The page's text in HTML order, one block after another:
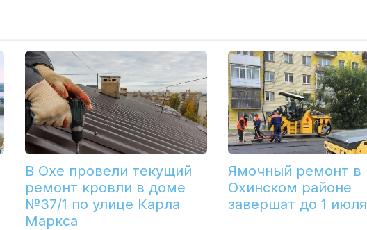
В Охе провели текущий
ремонт кровли в доме
№37/1 по улице Карла
Маркса
Ямочный ремонт в
Охинском районе
завершат до 1 июля